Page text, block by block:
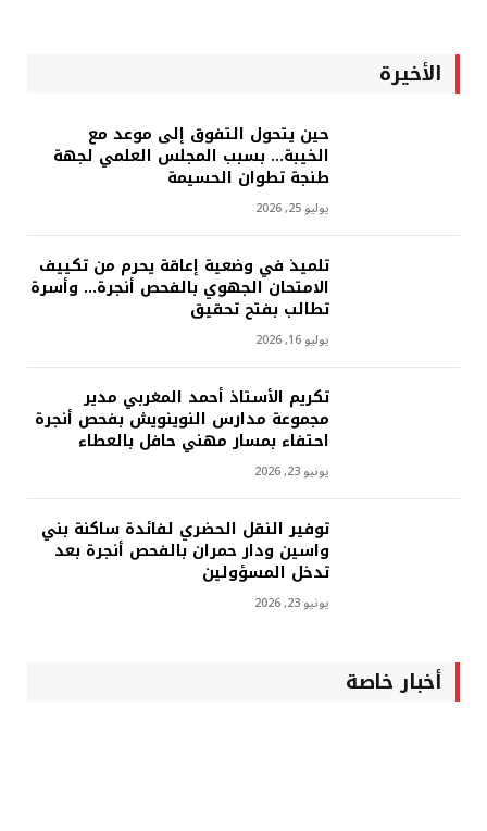
الأخيرة
حين يتحول التفوق إلى موعد مع
الخيبة… بسبب المجلس العلمي لجهة
طنجة تطوان الحسيمة
يوليو 25, 2026
تلميذ في وضعية إعاقة يحرم من تكييف
الامتحان الجهوي بالفحص أنجرة… وأسرة
تطالب بفتح تحقيق
يوليو 16, 2026
تكريم الأستاذ أحمد المغربي مدير
مجموعة مدارس النوينويش بفحص أنجرة
احتفاء بمسار مهني حافل بالعطاء
يونيو 23, 2026
توفير النقل الحضري لفائدة ساكنة بني
واسين ودار حمران بالفحص أنجرة بعد
تدخل المسؤولين
يونيو 23, 2026
أخبار خاصة